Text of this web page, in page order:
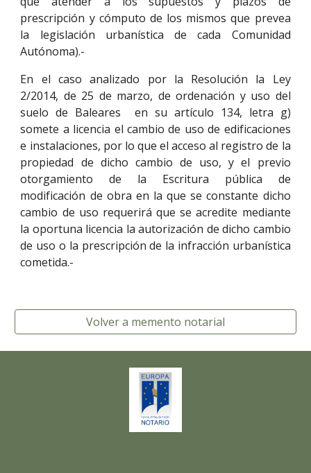
prescripción y cómputo de los mismos que prevea
la legislación urbanística de cada Comunidad
Autónoma).-
En el caso analizado por la Resolución la Ley
2/2014, de 25 de marzo, de ordenación y uso del
suelo de Baleares en su artículo 134, letra g)
somete a licencia el cambio de uso de edificaciones
e instalaciones, por lo que el acceso al registro de la
propiedad de dicho cambio de uso, y el previo
otorgamiento de la Escritura pública de
modificación de obra en la que se constante dicho
cambio de uso requerirá que se acredite mediante
la oportuna licencia la autorización de dicho cambio
de uso o la prescripción de la infracción urbanística
cometida.-
Volver a memento notarial